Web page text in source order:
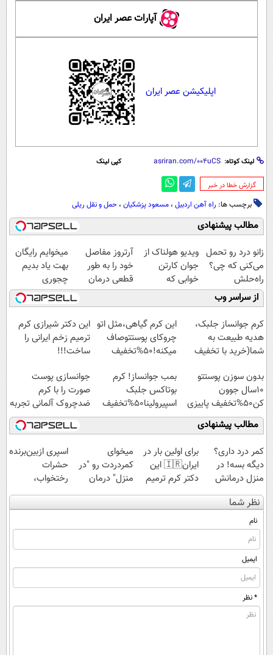
آپارات عصر ایران
اپلیکیشن عصر ایران
لینک کوتاه: کپی لینک
‌گزارش خطا در خبر
برچسب ها: راه آهن اردبیل ، مسعود پزشکیان ، حمل و نقل ریلی
مطالب پیشنهادی
زانو درد رو تحمل
می‌کنی که چی؟
راه‌حلش
همین‌جاست!
ویدیو هولناک از
جوان کارتن
خوابی که
میلیاردر شد.
آموزش رایگان
آرتروز مفاصل
خود را به طور
قطعی درمان
کنید!
◗پرسش‌نامه◖
میخوایم رایگان
بهت یاد بدیم
چجوری
پولدارشی! باور
نداری امتحانش
مجانیه
از سراسر وب
کرم جوانساز جلبک،
هدیه طبیعت به
شما(خرید با تخفیف
این کرم گیاهی،مثل اتو
چروکای پوستتوصاف
میکنه!50%تخفیف
این دکتر شیرازی کرم
ترمیم زخم ایرانی را
ساخت!!!
بدون سوزن پوستتو
10سال جوون
کن50%تخفیف پاییزی
بمب جوانساز! کرم
بوتاکس جلبک
اسپیرولینا50%تخفیف
جوانسازی پوست
صورت را با کرم
ضدچروک آلمانی تجربه
کنید!
مطالب پیشنهادی
کمر درد داری؟
دیگه بسه! در
منزل درمانش
کن
(◀پرسش‌نامه)
برای اولین بار در
ایران🇮🇷 این
دکتر کرم ترمیم
کننده 23 روزه
میخوای
کمردردت رو "در
منزل" درمان
کنی؟ (◂فیلم +
اسپری ازبین‌برنده
حشرات
رختخواب،
مناسب برای
نظر شما
نام
ایمیل
* نظر